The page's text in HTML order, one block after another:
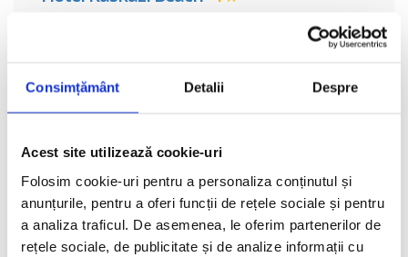
Consimțământ Detalii Despre
Acest site utilizează cookie-uri
Folosim cookie-uri pentru a personaliza conținutul și
anunțurile, pentru a oferi funcții de rețele sociale și pentru
a analiza traficul. De asemenea, le oferim partenerilor de
rețele sociale, de publicitate și de analize informații cu
Hotelul Kaskazi Beach 4* este situat de-a lungul Plajei Diani, la
10 minute pe jos de Diani Shopping Centre si la 5 minute cu
numai